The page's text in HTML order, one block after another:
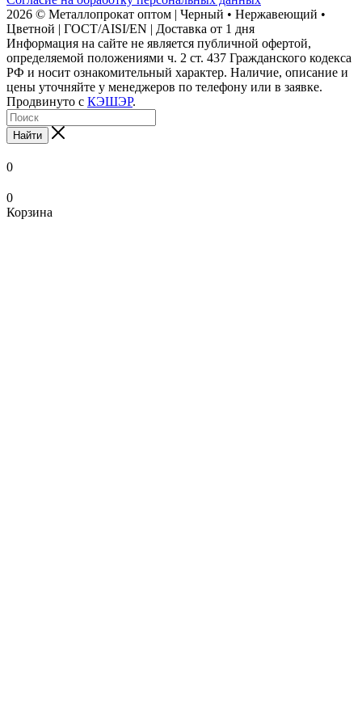
2026 © Металлопрокат оптом | Черный • Нержавеющий •
Цветной | ГОСТ/AISI/EN | Доставка от 1 дня
Информация на сайте не является публичной офертой,
определяемой положениями ч. 2 ст. 437 Гражданского кодекса
РФ и носит ознакомительный характер. Наличие, описание и
цены уточняйте у менеджеров по телефону или в заявке.
Продвинуто с КЭШЭР.
Найти
0
0
Корзина